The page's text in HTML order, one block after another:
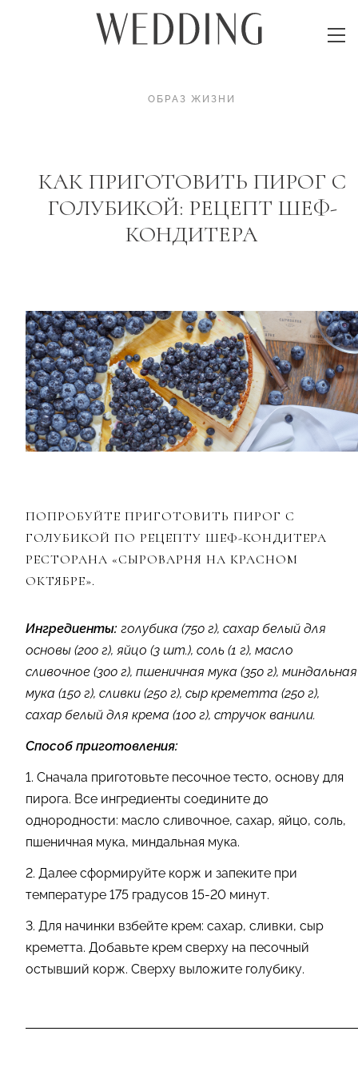
ОБРАЗ ЖИЗНИ
КАК ПРИГОТОВИТЬ ПИРОГ С
ГОЛУБИКОЙ: РЕЦЕПТ ШЕФ-
КОНДИТЕРА
ПОПРОБУЙТЕ ПРИГОТОВИТЬ ПИРОГ С
ГОЛУБИКОЙ ПО РЕЦЕПТУ ШЕФ-КОНДИТЕРА
РЕСТОРАНА «СЫРОВАРНЯ НА КРАСНОМ
ОКТЯБРЕ».
Ингредиенты: голубика (750 г), сахар белый для
основы (200 г), яйцо (3 шт.), соль (1 г), масло
сливочное (300 г), пшеничная мука (350 г), миндальная
мука (150 г), сливки (250 г), сыр креметта (250 г),
сахар белый для крема (100 г), стручок ванили.
Способ приготовления:
1. Сначала приготовьте песочное тесто, основу для
пирога. Все ингредиенты соедините до
однородности: масло сливочное, сахар, яйцо, соль,
пшеничная мука, миндальная мука.
2. Далее сформируйте корж и запеките при
температуре 175 градусов 15-20 минут.
3. Для начинки взбейте крем: сахар, сливки, сыр
креметта. Добавьте крем сверху на песочный
остывший корж. Сверху выложите голубику.